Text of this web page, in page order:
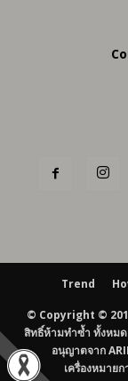
Trend
© Copyright ©
สิทธิ์ห้ามทำซ้ำ ทั้งหมด
อนุญาตจาก
เครื่องหมาย